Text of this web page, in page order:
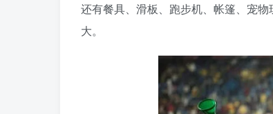
还有餐具、滑板、跑步机、帐篷、宠
大。